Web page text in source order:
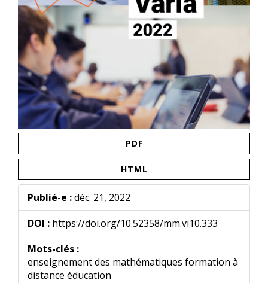
PDF
HTML
Publié-e :déc. 21, 2022
DOI : https://doi.org/10.52358/mm.vi10.333
Mots-clés :
enseignement des mathématiques formation à
distance éducation